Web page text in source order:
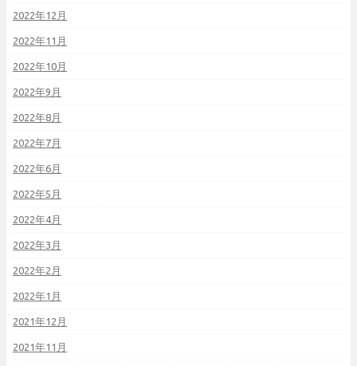
2022年12月
2022年11月
2022年10月
2022年9月
2022年8月
2022年7月
2022年6月
2022年5月
2022年4月
2022年3月
2022年2月
2022年1月
2021年12月
2021年11月